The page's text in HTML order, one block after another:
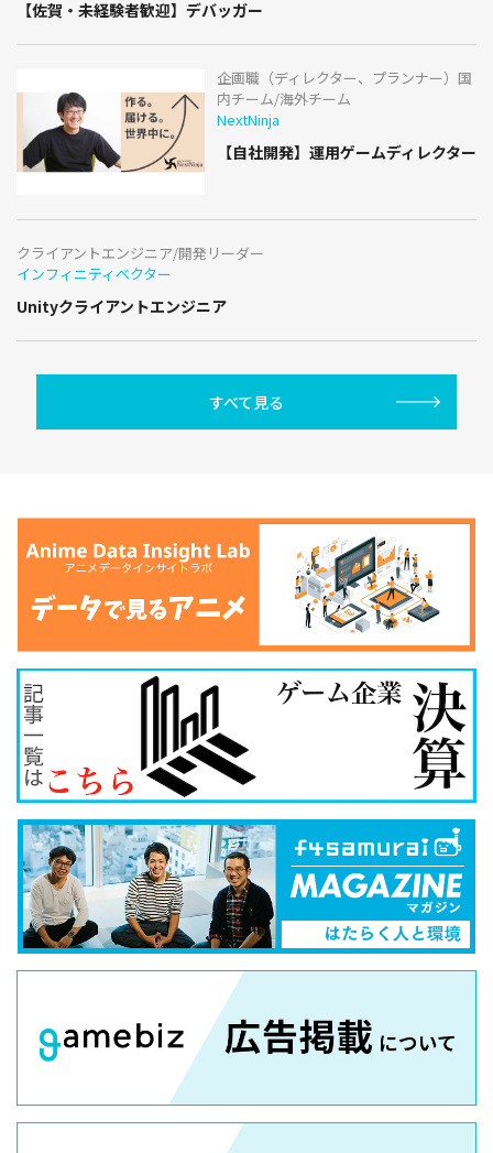
【佐賀・未経験者歓迎】デバッガー
企画職（ディレクター、プランナー）国
内チーム/海外チーム
NextNinja
【自社開発】運用ゲームディレクター
クライアントエンジニア/開発リーダー
インフィニティベクター
Unityクライアントエンジニア
すべて見る